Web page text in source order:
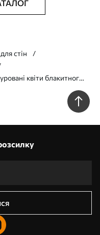
стін
квіти блакитного
ніжні пелюстки, що